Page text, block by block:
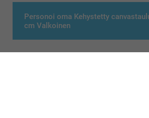
Personoi oma Kehystetty
cm Valkoinen
- Nederland - Norge - Österreich -
Switzerland - Suomi - Sverige - United
Other Countries